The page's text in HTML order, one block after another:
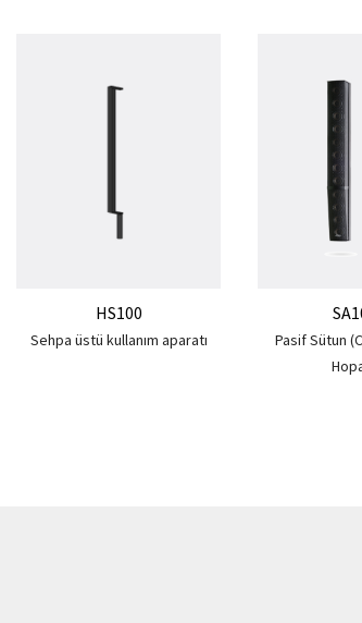
HS100
Sehpa üstü kullanım aparatı
Pasif Sütun